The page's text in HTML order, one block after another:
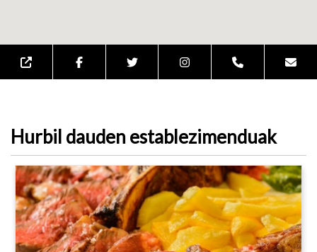
Hurbil dauden establezimenduak